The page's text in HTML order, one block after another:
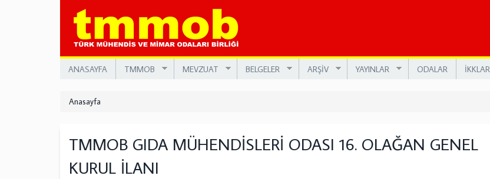
ANASAYFA TMMOB MEVZUAT BELGELER ARŞİV YAYINLAR ODALAR İKKLAR
Anasayfa
TMMOB GIDA MÜHENDİSLERİ ODASI 16. OLAĞAN GENEL
KURUL İLANI